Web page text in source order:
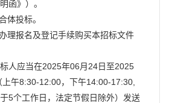
函》）。
体投标。
理报名及登记手续购买本招标文件
人应当在2025年06月24日至2025
午8:30-12:00，下午14:00-17:30,
5个工作日，法定节假日除外）发送